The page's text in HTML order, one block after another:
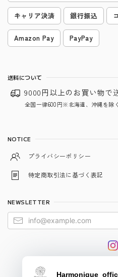
キャリア決済 銀行振込
Amazon Pay PayPay
送料について
9000円以上のお買い物で
全国一律600円※北海道、沖縄を除く
NOTICE
プライバシーポリシー
特定商取引法に基づく表記
NEWSLETTER